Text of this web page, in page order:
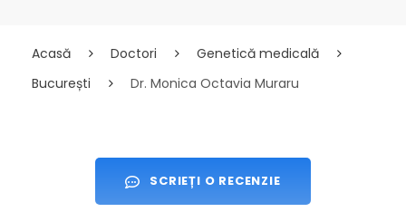
Acasă Doctori
Genetică medicală
București
Dr. Monica Octavia Muraru
SCRIEȚI O RECENZIE